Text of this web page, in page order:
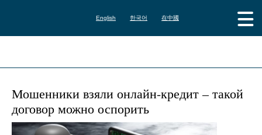
English 한국어 在中國
Мошенники взяли онлайн-кредит – такой
договор можно оспорить